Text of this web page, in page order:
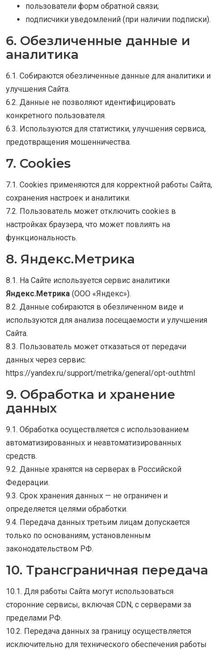
пользователи форм обратной связи;
подписчики уведомлений (при наличии подписки).
6. Обезличенные данные и
аналитика
6.1. Собираются обезличенные данные для аналитики и
улучшения Сайта.
6.2. Данные не позволяют идентифицировать
конкретного пользователя.
6.3. Используются для статистики, улучшения сервиса,
предотвращения мошенничества.
7. Cookies
7.1. Cookies применяются для корректной работы Сайта,
сохранения настроек и аналитики.
7.2. Пользователь может отключить cookies в
настройках браузера, что может повлиять на
функциональность.
8. Яндекс.Метрика
8.1. На Сайте используется сервис аналитики
Яндекс.Метрика (ООО «Яндекс»).
8.2. Данные собираются в обезличенном виде и
используются для анализа посещаемости и улучшения
Сайта.
8.3. Пользователь может отказаться от передачи
данных через сервис:
https://yandex.ru/support/metrika/general/opt-out.html
9. Обработка и хранение
данных
9.1. Обработка осуществляется с использованием
автоматизированных и неавтоматизированных
средств.
9.2. Данные хранятся на серверах в Российской
Федерации.
9.3. Срок хранения данных — не ограничен и
определяется целями обработки.
9.4. Передача данных третьим лицам допускается
только по основаниям, установленным
законодательством РФ.
10. Трансграничная передача
10.1. Для работы Сайта могут использоваться
сторонние сервисы, включая CDN, с серверами за
пределами РФ.
10.2. Передача данных за границу осуществляется
исключительно для технического обеспечения работы